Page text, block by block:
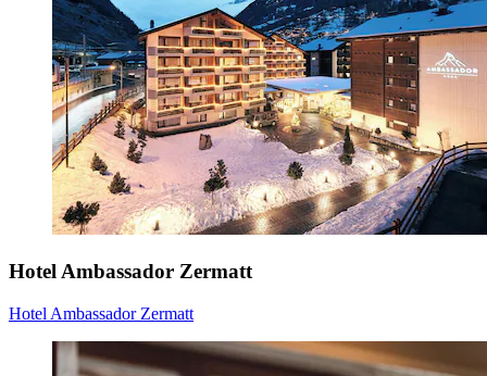
Hotel Ambassador Zermatt
Hotel Ambassador Zermatt